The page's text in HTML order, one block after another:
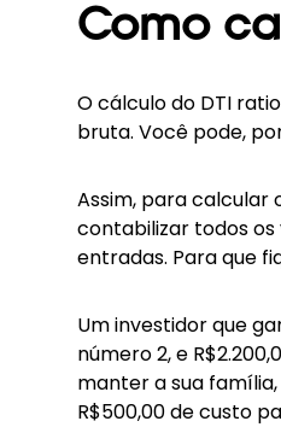
Como
O cálculo do DTI
bruta. Você pode,
Assim, para calcular
contabilizar todos
entradas. Para que
Um investidor que
número 2, e
manter a sua
R$500,00 de custo